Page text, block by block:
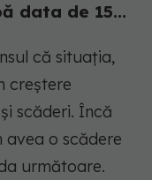
data de 15...
că situația,
creștere
scăderi. Încă
o scădere
următoare.